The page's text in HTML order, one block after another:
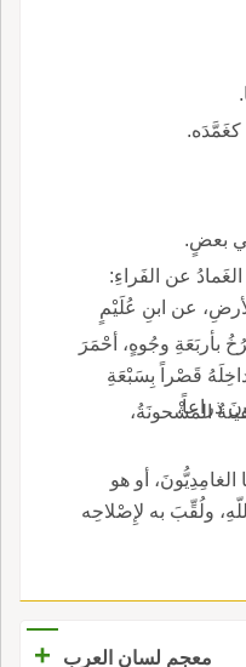
كغَمَّدَه.
بعضٍ.
الغَمادُ عن الفَراءِ:
عن ابنِ عُلَيْمٍ
بأربَعَةِ وجُوهٍ، أحْمَرَ
قَصْراً بِسَبْعَةِ
ذراعاً.المَشْحونَةُ،
الغامِدِيُّونَ، أو هو
ولُقِّبَ به لإِصْلاحِه
معجم لسان العرب
+